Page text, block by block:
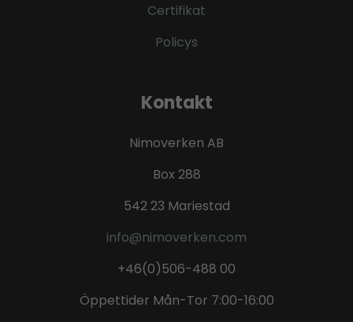
Certifikat
Policys
Kontakt
Nimoverken AB
Box 288
542 23 Mariestad
info@nimoverken.com
+46(0)506-488 00
Öppettider Mån-Tor 7:00-16:00